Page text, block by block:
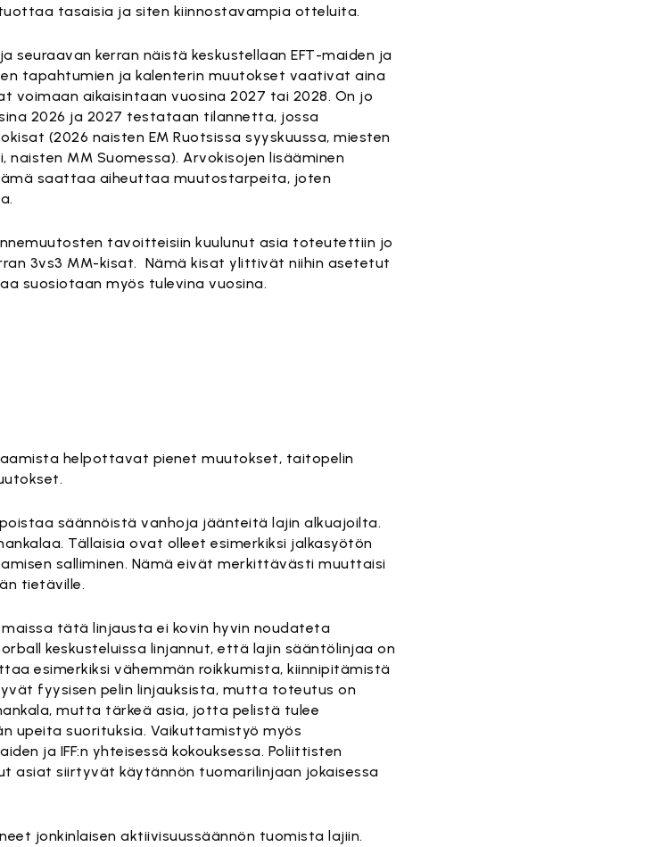
tasaisia ja siten kiinnostavampia otteluita.
seuraavan kerran näistä keskustellaan EFT-maiden ja
tapahtumien ja kalenterin muutokset vaativat aina
aikaisintaan vuosina 2027 tai 2028. On jo
2026 ja 2027 testataan tilannetta, jossa
(2026 naisten EM Ruotsissa syyskuussa, miesten
naisten MM Suomessa). Arvokisojen lisääminen
saattaa aiheuttaa muutostarpeita, joten
tavoitteisiin kuulunut asia toteutettiin jo
3vs3 MM-kisat. Nämä kisat ylittivät niihin asetetut
suosiotaan myös tulevina vuosina.
helpottavat pienet muutokset, taitopelin
säännöistä vanhoja jäänteitä lajin alkuajoilta.
Tällaisia ovat olleet esimerkiksi jalkasyötön
salliminen. Nämä eivät merkittävästi muuttaisi
tietäville.
tätä linjausta ei kovin hyvin noudateta
keskusteluissa linjannut, että lajin sääntölinjaa on
esimerkiksi vähemmän roikkumista, kiinnipitämistä
fyysisen pelin linjauksista, mutta toteutus on
mutta tärkeä asia, jotta pelistä tulee
upeita suorituksia. Vaikuttamistyö myös
ja IFF:n yhteisessä kokouksessa. Poliittisten
asiat siirtyvät käytännön tuomarilinjaan jokaisessa
jonkinlaisen aktiivisuussäännön tuomista lajiin.